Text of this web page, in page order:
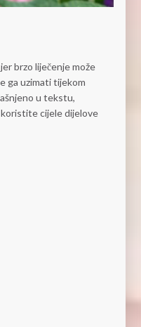
brzo liječenje može
ga uzimati tijekom
u tekstu,
cijele dijelove